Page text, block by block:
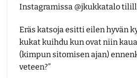
Instagramissa @jkukkatalo
Eräs katsoja esitti eilen hyvän
kukat kuihdu kun ovat niin
(kimpun sitomisen ajan)
veteen?”